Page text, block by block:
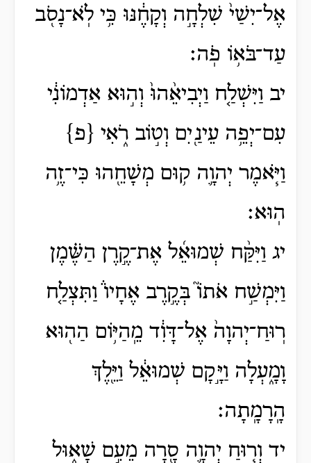
אֶל־יִשַׁי֙ שִׁלְחָ֣ה וְקָחֶ֔נּוּ כִּ֥י לֹֽא־נָסֹ֖ב
עַד־בֹּא֥וֹ פֹֽה׃
יב וַיִּשְׁלַ֤ח וַיְבִיאֵ֨הוּ֙ וְה֣וּא אַדְמוֹנִ֔י
עִם־יְפֵ֥ה עֵינַ֖יִם וְט֣וֹב רֹ֑אִי {פ}
וַיֹּ֧אמֶר יְהוָ֛ה ק֥וּם מְשָׁחֵ֖הוּ כִּי־זֶ֥ה
הֽוּא׃
יג וַיִּקַּ֨ח שְׁמוּאֵ֜ל אֶת־קֶ֣רֶן הַשֶּׁ֗מֶן
וַיִּמְשַׁ֣ח אֹתוֹ֮ בְּקֶ֣רֶב אֶחָיו֒ וַתִּצְלַ֤ח
רֽוּחַ־יְהוָה֙ אֶל־דָּוִ֔ד מֵֽהַיּ֥וֹם הַה֖וּא
וָמָ֑עְלָה וַיָּ֣קָם שְׁמוּאֵ֔ל וַיֵּ֖לֶךְ
הָֽרָמָֽתָה׃
יד וְר֧וּחַ יְהוָ֛ה סָ֖רָה מֵעִ֣ם שָׁא֑וּל